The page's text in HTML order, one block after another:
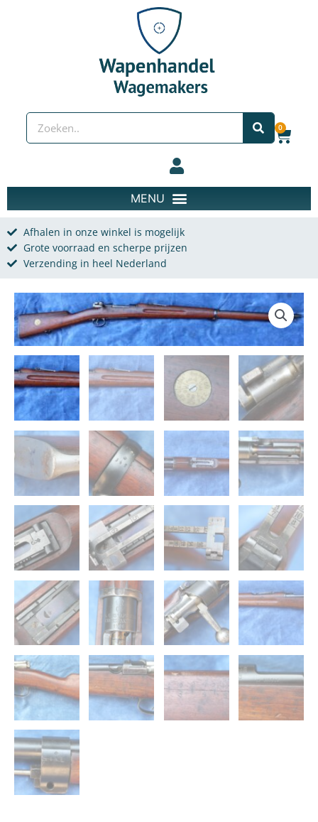
0
Afhalen in onze winkel is mogelijk
Grote voorraad en scherpe prijzen
Verzending in heel Nederland
Carl Gustav m96/38 (onklaar) aantal